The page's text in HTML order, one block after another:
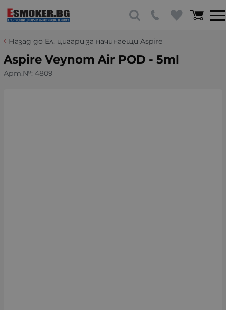
Назад до Ел. цигари за начинаещи Aspire
Aspire Veynom Air POD - 5ml
Арт.№: 4809